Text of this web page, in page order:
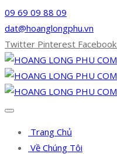
09 69 09 88 09
dat@hoanglongphu.vn
Twitter Pinterest Facebook
Trang Chủ
Về Chúng Tôi